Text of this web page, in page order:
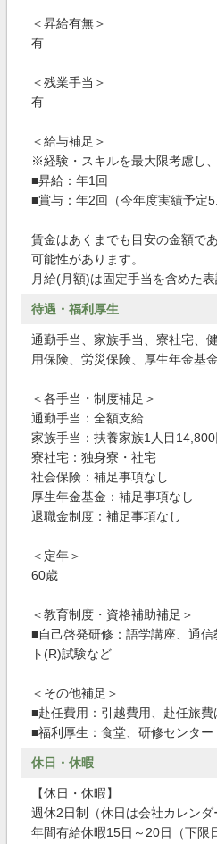
＜昇給有無＞
有
＜残業手当＞
有
＜給与補足＞
※経験・スキルを最大限考慮し
■昇給：年1回
■賞与：年2回（今年度実績予定
賃金はあくまでも目安の金額で
可能性があります。
月給(月額)は固定手当を含めた表
待遇・福利厚生
通勤手当、家族手当、寮社宅、
用保険、労災保険、厚生年金基
＜各手当・制度補足＞
通勤手当：全額支給
家族手当：扶養家族1人目
寮社宅：独身寮・社宅
社会保険：補足事項なし
厚生年金基金：補足事項なし
退職金制度：補足事項なし
＜定年＞
60歳
＜教育制度・資格補助補足＞
■自己啓発研修：語学講座、通
ト(R)試験など
＜その他補足＞
■赴任費用：引越費用、赴任旅
■福利厚生：食堂、研修センター
休日・休暇
【休日・休暇】
週休2日制（休日は会社カレンダ
年間有給休暇15日～20日（下限